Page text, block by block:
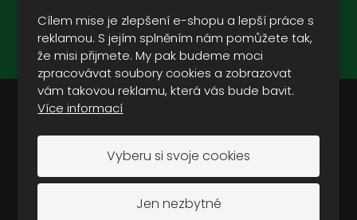
Cílem mise je zlepšení e-shopu a lepší práce s
reklamou. S jejím splněním nám pomůžete tak,
že misi přijmete. My pak budeme moci
zpracovávat soubory cookies a zobrazovat
vám takovou reklamu, která vás bude bavit.
Více informací
Vyberu si svoje cookies
Jen nezbytné
Souhlasím se zpracováním osobních údajů
Doporučujeme vám:
Vojenská a outdoorová obuv